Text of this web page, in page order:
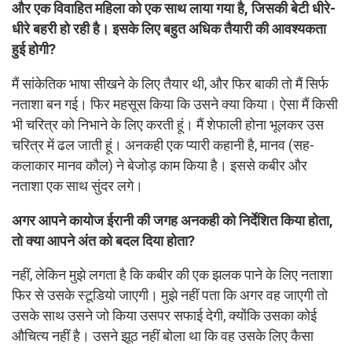
और एक विवाहित महिला को एक साथ लाया गया है, जिसकी बेटी धीरे-
धीरे बहरी हो रही है। इसके लिए बहुत अधिक तैयारी की आवश्यकता
हुई होगी?
मैं सांकेतिक भाषा सीखने के लिए तैयार थी, और फिर बाकी तो मैं सिर्फ
नताशा बन गई। फिर महसूस किया कि उसने क्या किया। ऐसा मैं किसी
भी चरित्र को निभाने के लिए करती हूं। मैं शेफाली होना भूलकर उस
चरित्र में ढल जाती हूं। अनकही एक प्यारी कहानी है, मानव (सह-
कलाकार मानव कौल) ने बेजोड़ काम किया है। इससे कबीर और
नताशा एक साथ सुंदर लगे।
अगर आपने कायोज ईरानी की जगह अनकही को निर्देशित किया होता,
तो क्या आपने अंत को बदल दिया होता?
नहीं, लेकिन मुझे लगता है कि कबीर की एक झलक पाने के लिए नताशा
फिर से उसके स्टूडियो जाएगी। मुझे नहीं पता कि अगर वह जाएगी तो
उसके साथ उसने जो किया उसपर सफाई देगी, क्योंकि उसका कोई
औचित्य नहीं है। उसने झूठ नहीं बोला था कि वह उसके लिए कैसा